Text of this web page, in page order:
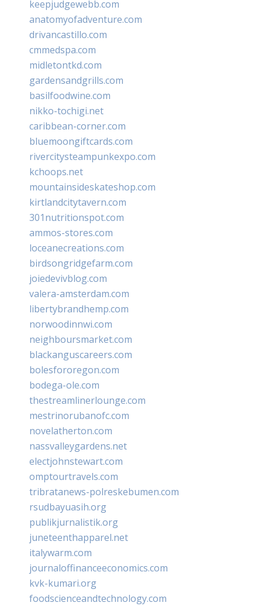
keepjudgewebb.com
anatomyofadventure.com
drivancastillo.com
cmmedspa.com
midletontkd.com
gardensandgrills.com
basilfoodwine.com
nikko-tochigi.net
caribbean-corner.com
bluemoongiftcards.com
rivercitysteampunkexpo.com
kchoops.net
mountainsideskateshop.com
kirtlandcitytavern.com
301nutritionspot.com
ammos-stores.com
loceanecreations.com
birdsongridgefarm.com
joiedevivblog.com
valera-amsterdam.com
libertybrandhemp.com
norwoodinnwi.com
neighboursmarket.com
blackanguscareers.com
bolesfororegon.com
bodega-ole.com
thestreamlinerlounge.com
mestrinorubanofc.com
novelatherton.com
nassvalleygardens.net
electjohnstewart.com
omptourtravels.com
tribratanews-polreskebumen.com
rsudbayuasih.org
publikjurnalistik.org
juneteenthapparel.net
italywarm.com
journaloffinanceeconomics.com
kvk-kumari.org
foodscienceandtechnology.com